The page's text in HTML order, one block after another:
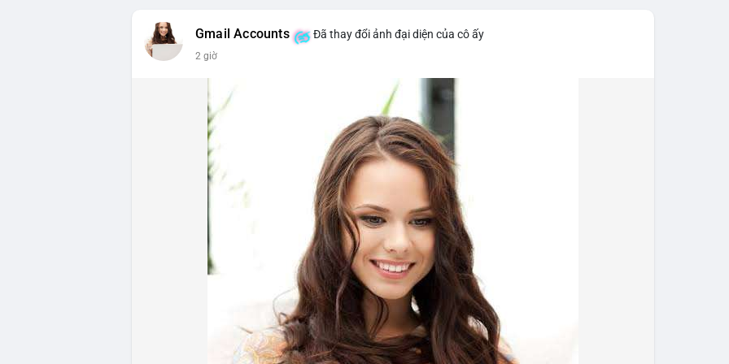
- DeFi & Công nghệ: Tổng TVL DeFi đạt 143,06 tỷ USD, gần như đứng yên (tăng 0,14%).
Ethereum dẫn đầu với 41,85 tỷ USD nhưng tốc độ tăng trưởng chậm lại. Trong khi đó, tổng
vốn hóa Stablecoin đạt 306,95 tỷ USD, cho thấy nhà đầu tư đang giữ tiền mặt chờ đợi.
BTCPay Foundation xác nhận các node Lightning bị rút tiền và đã chặn truy cập từ xa để
- Quy định & Pháp lý: Brazil công bố quy định mới có hiệu lực từ 1/1/2027, yêu cầu tạm dừng
24h đối với các giao dịch crypto trên 10.000 USD chuyển sang nhà cung cấp nước ngoài
hoặc ví tự quản. Fork BIP-110 của Bitcoin khai thác thành công 2 block rồi dừng do thiếu
hashpower, khoảng cách giữa các block kéo dài nhiều giờ.
Lời khuyên từ chuyên gia: Thị trường đang trong giai đoạn tích lũy với tâm lý sợ hãi chiếm
ưu thế. Nhà đầu tư nên tránh FOMO, tập trung quản trị rủi ro và chờ đợi tín hiệu rõ ràng hơn
từ dòng vốn ETF (tuần tốt nhất kể từ tháng 4 với 1 tỷ USD) trước khi gia tăng vị thế.
Xem chi tiết các bài viết đầy đủ tại dòng thời gian của Vlike.vn!
#feargreedindex #bip110fork #brazilcryptoregulation
Gmail Accounts Đã thay đổi ảnh đại diện của cô ấy
2 giờ